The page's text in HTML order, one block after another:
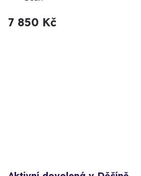
7 850 Kč